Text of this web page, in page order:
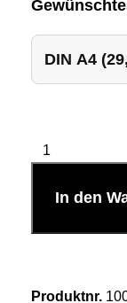
In den
Produktnr.